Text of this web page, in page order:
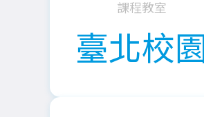
課程教室
臺北校園